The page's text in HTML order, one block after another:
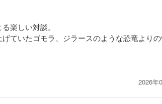
楽しい対談。
ていたゴモラ、ジラースのような恐竜より
2026年